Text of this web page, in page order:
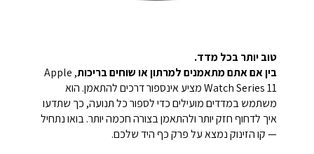
טוב יותר בכל מדד.
בין אם אתם מתאמנים למרתון או שוחים בריכות , Apple
Watch Series 11 מציע אינספור דרכים להתאמן. הוא
משתמש במדדים מועילים כדי לספור כל תנועה, כך שתדעו
איך לדחוף חזק יותר ולהתאמן בצורה חכמה יותר. בואו נתחיל
— קו הזינוק נמצא על פרק כף היד שלכם.